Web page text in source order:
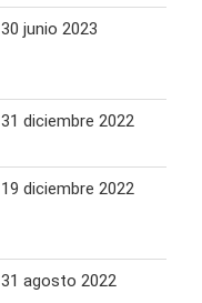
30 junio 2023
31 diciembre 2022
19 diciembre 2022
31 agosto 2022